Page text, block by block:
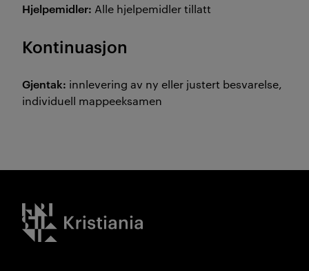
Hjelpemidler: Alle hjelpemidler tillatt
Kontinuasjon
Gjentak: innlevering av ny eller justert besvarelse,
individuell mappeeksamen
Kristiania logo